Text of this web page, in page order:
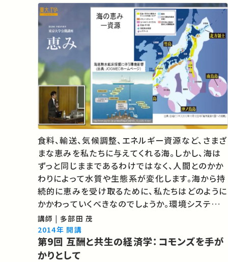
食料、輸送、気候調整、エネルギー資源など、さまざ
まな恵みを私たちに与えてくれる海。しかし、海は
ずっと同じままであるわけではなく、人間とのかか
わりによって水質や生態系が変化します。海から持
続的に恵みを受け取るために、私たちはどのように
かかわっていくべきなのでしょうか。環境システム
学の立場から考えます。 01:05 海の恵み 13:08 沿
岸生態系と物質循環 31:41 干潟・浅場・藻場の再
生 55:50 …
講師 | 多部田 茂
2014年 開講
第9回 互酬と共生の経済学：コモンズを手が
かりとして